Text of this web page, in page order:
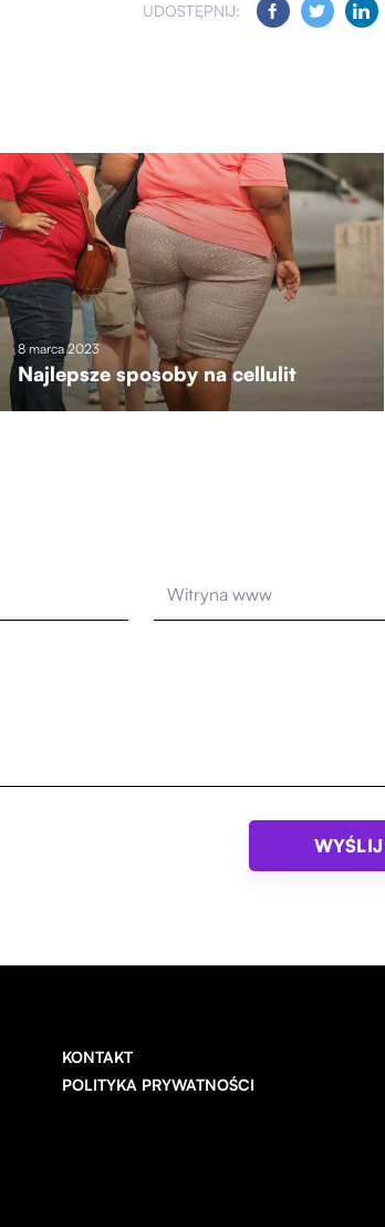
UDOSTĘPNIJ:
8 marca 2023
Najlepsze sposoby na cellulit
KONTAKT
POLITYKA PRYWATNOŚCI